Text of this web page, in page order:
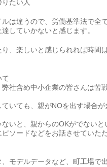
たい人
は違うので、労働基準法で全
していかないと感じます。
、楽しいと感じられれば時間
社含め中小企業の皆さんは苦
いても、親がNOを出す場合が
いと、親からのOKがでないと
ソードなどをお話させていた
モデルデータなど、町工場で